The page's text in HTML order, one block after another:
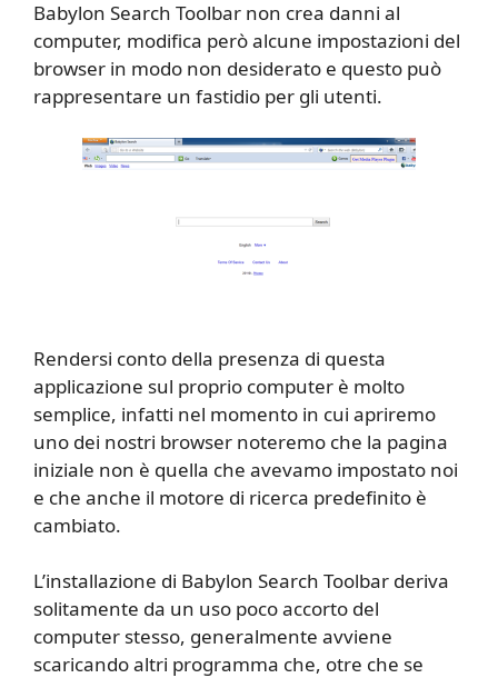
Babylon Search Toolbar non crea danni al
computer, modifica però alcune impostazioni del
browser in modo non desiderato e questo può
rappresentare un fastidio per gli utenti.
Rendersi conto della presenza di questa
applicazione sul proprio computer è molto
semplice, infatti nel momento in cui apriremo
uno dei nostri browser noteremo che la pagina
iniziale non è quella che avevamo impostato noi
e che anche il motore di ricerca predefinito è
cambiato.
L’installazione di Babylon Search Toolbar deriva
solitamente da un uso poco accorto del
computer stesso, generalmente avviene
scaricando altri programma che, otre che se